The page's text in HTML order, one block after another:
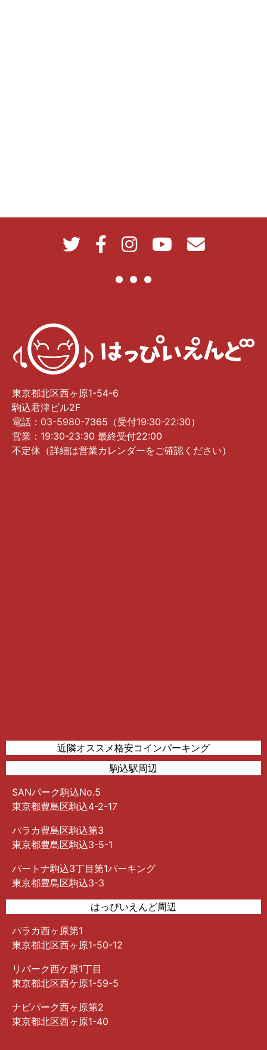
東京都北区西ヶ原1-54-6
駒込君津ビル2F
電話：03-5980-7365（受付19:30-22:30）
営業：19:30-23:30 最終受付22:00
不定休（詳細は営業カレンダーをご確認ください）
近隣オススメ格安コインパーキング
駒込駅周辺
SANパーク駒込No.5
東京都豊島区駒込4-2-17
パラカ豊島区駒込第3
東京都豊島区駒込3-5-1
パートナ駒込3丁目第1パーキング
東京都豊島区駒込3-3
はっぴいえんど周辺
パラカ西ヶ原第1
東京都北区西ヶ原1-50-12
リパーク西ケ原1丁目
東京都北区西ケ原1-59-5
ナビパーク西ヶ原第2
東京都北区西ヶ原1-40